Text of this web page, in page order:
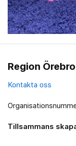
Region
Kontakta oss
Tillsammans